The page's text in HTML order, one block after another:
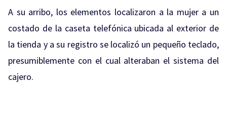
A su arribo, los elementos localizaron a la mujer a un
costado de la caseta telefónica ubicada al exterior de
la tienda y a su registro se localizó un pequeño teclado,
presumiblemente con el cual alteraban el sistema del
cajero.